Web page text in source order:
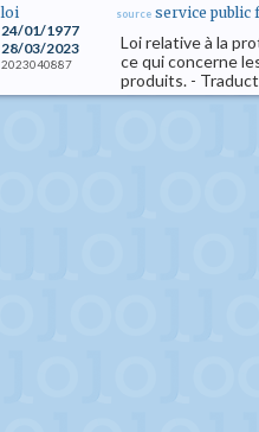
loi
24/01/1977
28/03/2023
2023040887
source service public
Loi relative à la
ce qui concerne
produits. -